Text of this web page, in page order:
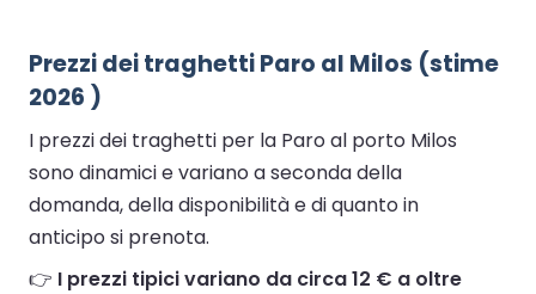
Prezzi dei traghetti Paro al Milos (stime
2026 )
I prezzi dei traghetti per la Paro al porto Milos
sono dinamici e variano a seconda della
domanda, della disponibilità e di quanto in
anticipo si prenota.
👉 I prezzi tipici variano da circa 12 € a oltre